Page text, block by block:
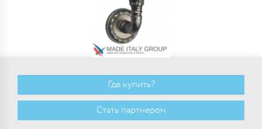
Где купить?
Стать партнером